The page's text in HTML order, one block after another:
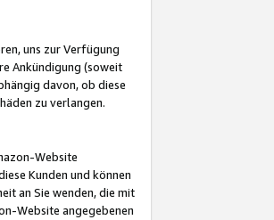
uns zur Verfügung
Ankündigung (soweit
davon, ob diese
zu verlangen.
Website
Kunden und können
an Sie wenden, die mit
Website angegebenen